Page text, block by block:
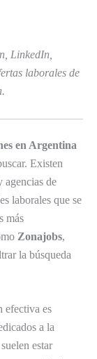
LinkedIn,
laborales de
en Argentina
Existen
agencias de
laborales que se
más
Zonajobs,
la búsqueda
efectiva es
a la
estar